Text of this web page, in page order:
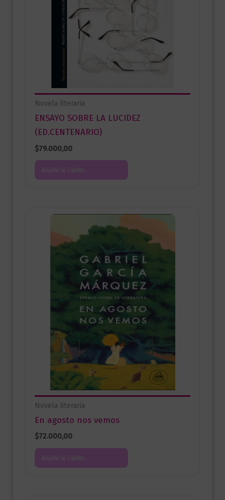
Novela literaria
ENSAYO SOBRE LA LUCIDEZ
(ED.CENTENARIO)
$79.000,00
Añadir al carrito
Novela literaria
En agosto nos vemos
$72.000,00
Añadir al carrito